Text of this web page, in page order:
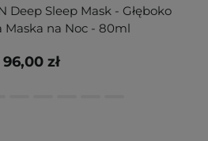
Deep Sleep Mask - Głęboko
Maska na Noc - 80ml
96,00 zł